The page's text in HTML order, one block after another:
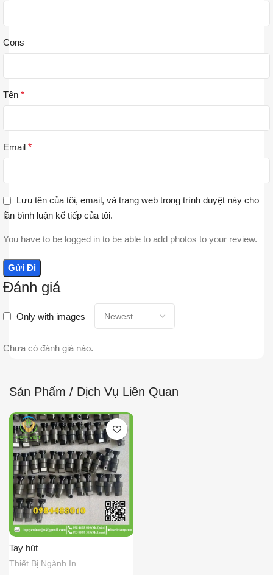
Đánh giá
Only with images
Chưa có đánh giá nào.
Cons
Tên *
Email *
Lưu tên của tôi, email, và trang web trong trình duyệt này cho
lần bình luận kế tiếp của tôi.
You have to be logged in to be able to add photos to your review.
Sản Phẩm / Dịch Vụ Liên Quan
Tay hút
Thiết Bị Ngành In